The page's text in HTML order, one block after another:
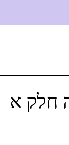
חלק א